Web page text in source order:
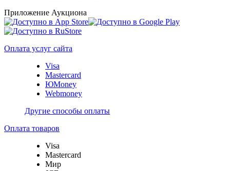
Приложение Аукциона
Оплата услуг сайта
Visa
Mastercard
ЮMoney
Webmoney
Другие способы оплаты
Оплата товаров
Visa
Mastercard
Мир